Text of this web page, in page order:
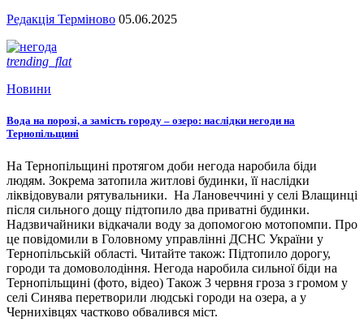
Редакція Терміново 05.06.2025
trending_flat
Новини
Вода на порозі, а замість городу – озеро: наслідки негоди на
Тернопільщині
На Тернопільщині протягом доби негода наробила біди
людям. Зокрема затопила житлові будинки, її наслідки
ліквідовували рятувальники. На Лановеччині у селі Влащинці
після сильного дощу підтопило два приватні будинки.
Надзвичайники відкачали воду за допомогою мотопомпи. Про
це повідомили в Головному управлінні ДСНС України у
Тернопільській області. Читайте також: Підтопило дорогу,
городи та домоволодіння. Негода наробила сильної біди на
Тернопільщині (фото, відео) Також 3 червня гроза з громом у
селі Синява перетворили людські городи на озера, а у
Чернихівцях частково обвалився міст.